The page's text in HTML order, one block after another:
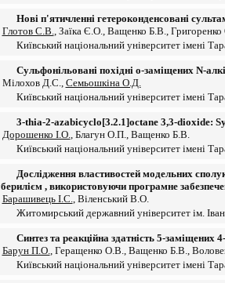
Нові п'ятичленні гетероконденсовані
Глотов С.В., Заїка Є.О., Ващенко Б.В.,
Київський національний університет імені
Сульфонільовані похідні о-заміщених N-
Мілохов Д.С., Семьошкіна О.Д.
Київський національний університет імені
3-thia-2-azabicyclo[3.2.1]octane 3,3-dioxide:
Дорошенко І.О., Благун О.П., Ващенко Б.В.
Київський національний університет імені
Дослідження властивостей модельних
берилієм , використовуючи програмне
Барашивець І.С., Віленський В.О.
Житомирський державний університет ім.
Синтез та реакційна здатність 5-заміщених
Барун П.О., Геращенко О.В., Ващенко Б.В.,
Київський національний університет імені